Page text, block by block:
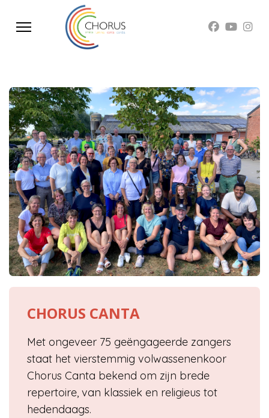
CHORUS CANTA
Met ongeveer 75 geëngageerde zangers
staat het vierstemmig volwassenenkoor
Chorus Canta bekend om zijn brede
repertoire, van klassiek en religieus tot
hedendaags.